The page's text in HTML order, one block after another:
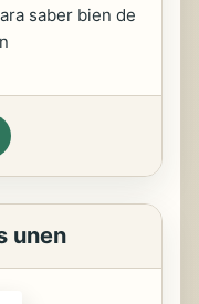
saber bien de
unen